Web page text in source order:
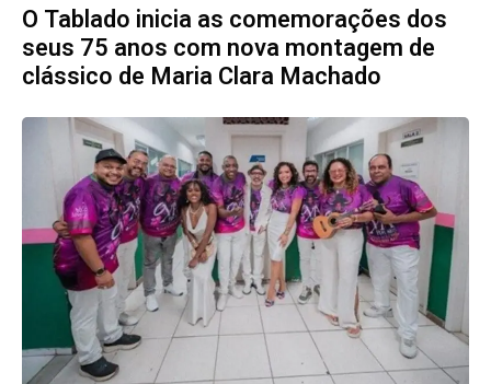
O Tablado inicia as comemorações dos
seus 75 anos com nova montagem de
clássico de Maria Clara Machado